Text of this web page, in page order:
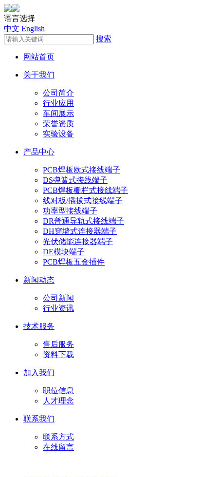
语言选择
中文 English
搜索
网站首页
关于我们
公司简介
行业应用
车间展示
荣誉资质
实验设备
产品中心
PCB焊板欧式接线端子
DS弹簧式接线端子
PCB焊板栅栏式接线端子
线对板/插拔式接线端子
功率型接线端子
DR普通导轨式接线端子
DH穿墙式连接器端子
光伏储能连接器端子
DE模块端子
PCB焊板五金插件
新闻动态
公司新闻
行业资讯
技术服务
售后服务
资料下载
加入我们
职位信息
人才理念
联系我们
联系方式
在线留言